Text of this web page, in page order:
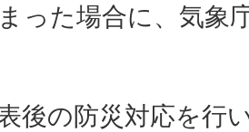
った場合に、気象
後の防災対応を行